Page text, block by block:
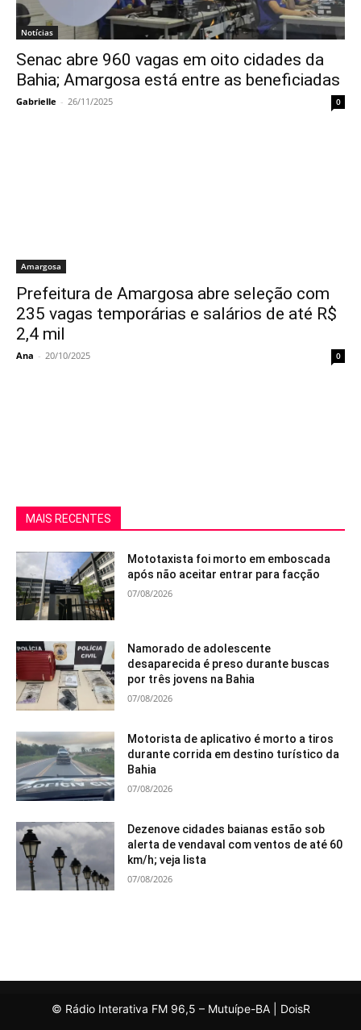
Notícias
Senac abre 960 vagas em oito cidades da
Bahia; Amargosa está entre as beneficiadas
Gabrielle - 26/11/2025 0
Amargosa
Prefeitura de Amargosa abre seleção com
235 vagas temporárias e salários de até R$
2,4 mil
Ana - 20/10/2025 0
MAIS RECENTES
Mototaxista foi morto em emboscada
após não aceitar entrar para facção
07/08/2026
Namorado de adolescente
desaparecida é preso durante buscas
por três jovens na Bahia
07/08/2026
Motorista de aplicativo é morto a tiros
durante corrida em destino turístico da
Bahia
07/08/2026
Dezenove cidades baianas estão sob
alerta de vendaval com ventos de até 60
km/h; veja lista
07/08/2026
© Rádio Interativa FM 96,5 – Mutuípe-BA | DoisR